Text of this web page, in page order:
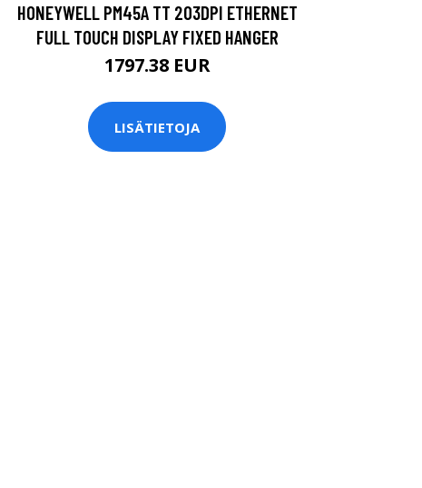
HONEYWELL PM45A TT 203DPI ETHERNET
FULL TOUCH DISPLAY FIXED HANGER
1797.38 EUR
LISÄTIETOJA